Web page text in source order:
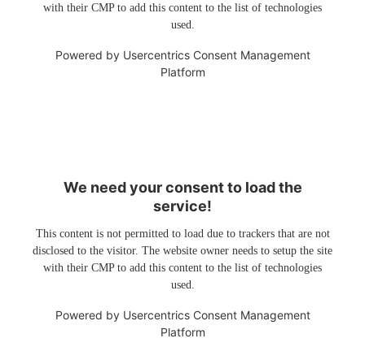
with their CMP to add this content to the list of technologies
used.
Powered by Usercentrics Consent Management
Platform
We need your consent to load the
service!
This content is not permitted to load due to trackers that are not
disclosed to the visitor. The website owner needs to setup the site
with their CMP to add this content to the list of technologies
used.
Powered by Usercentrics Consent Management
Platform